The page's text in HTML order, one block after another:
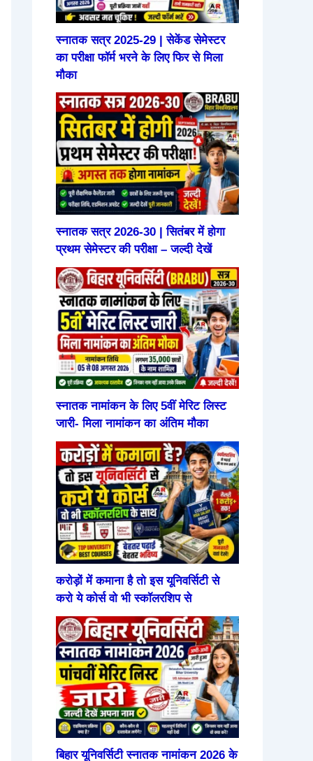
स्नातक सत्र 2025-29 | सेकेंड सेमेस्टर
का परीक्षा फॉर्म भरने के लिए फिर से मिला
मौका
स्नातक सत्र 2026-30 | सितंबर में होगा
प्रथम सेमेस्टर की परीक्षा – जल्दी देखें
स्नातक नामांकन के लिए 5वीं मेरिट लिस्ट
जारी- मिला नामांकन का अंतिम मौका
करोड़ों में कमाना है तो इस यूनिवर्सिटी से
करो ये कोर्स वो भी स्कॉलरशिप से
बिहार यूनिवर्सिटी स्नातक नामांकन 2026 के